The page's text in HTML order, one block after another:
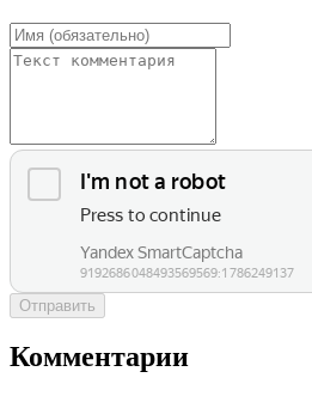
Отправить
Комментарии